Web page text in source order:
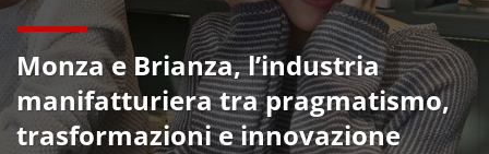
Monza e Brianza, l’industria
manifatturiera tra pragmatismo,
trasformazioni e innovazione